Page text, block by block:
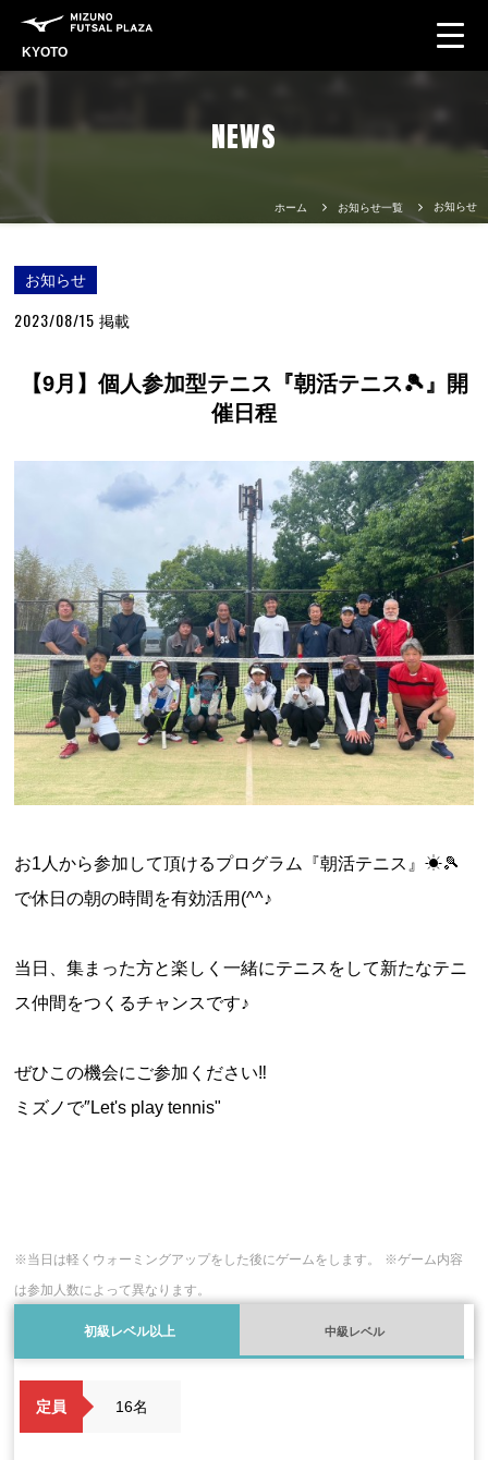
KYOTO
NEWS
ホーム お知らせ一覧 お知らせ
お知らせ
2023/08/15 掲載
【9月】個人参加型テニス『朝活テニス🎾』開
催日程
お1人から参加して頂けるプログラム『朝活テニス』☀🎾
で休日の朝の時間を有効活用(^^♪
当日、集まった方と楽しく一緒にテニスをして新たなテニ
ス仲間をつくるチャンスです♪
ぜひこの機会にご参加ください‼
ミズノで″Let's play tennis"
※当日は軽くウォーミングアップをした後にゲームをします。
※ゲーム内容
は参加人数によって異なります。
初級レベル以上 中級レベル
定員 16名